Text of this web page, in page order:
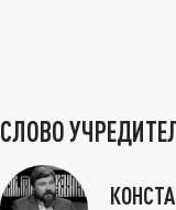
СЛОВО